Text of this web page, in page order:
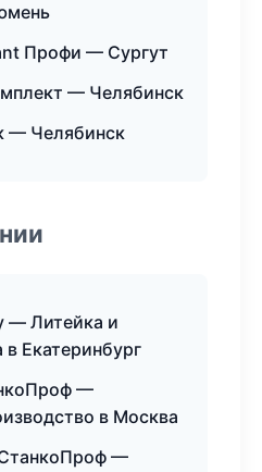
Профи — Сургут
— Челябинск
— Челябинск
— Литейка и
Екатеринбург
—
в Москва
—